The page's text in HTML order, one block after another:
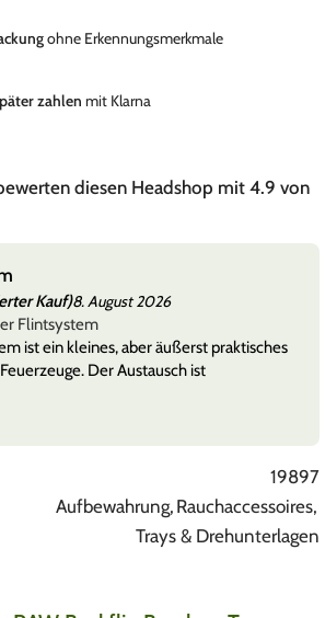
ohne Erkennungsmerkmale
zahlen mit Klarna
diesen Headshop mit 4.9 von
Kauf)8. August 2026
Flintsystem
ist ein kleines, aber äußerst praktisches
Der Austausch ist
19897
Aufbewahrung, Rauchaccessoires,
Trays & Drehunterlagen